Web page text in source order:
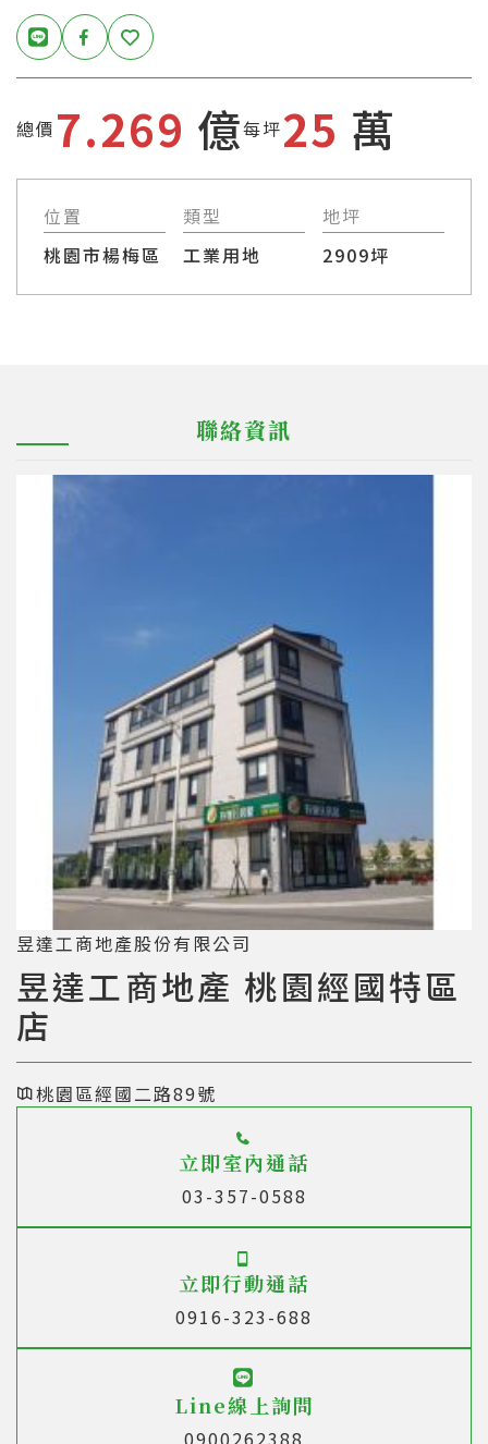
總價 7.269 億每坪25 萬
位置
桃園市楊梅區
類型
工業用地
地坪
2909坪
聯絡資訊
昱達工商地產股份有限公司
昱達工商地產 桃園經國特區
店
桃園區經國二路89號
立即室內通話
03-357-0588
立即行動通話
0916-323-688
Line線上詢問